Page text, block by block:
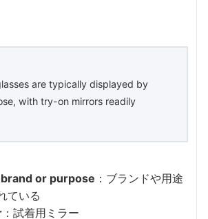
are typically displayed by
with try-on mirrors readily
or purpose ：ブランドや用途
ている
：試着用ミラー